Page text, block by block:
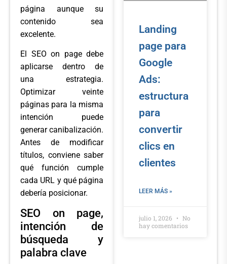
página aunque su
contenido sea
excelente.
El SEO on page debe
aplicarse dentro de
una estrategia.
Optimizar veinte
páginas para la misma
intención puede
generar canibalización.
Antes de modificar
títulos, conviene saber
qué función cumple
cada URL y qué página
debería posicionar.
SEO on page,
intención de
búsqueda y
palabra clave
Landing
page para
Google
Ads:
estructura
para
convertir
clics en
clientes
LEER MÁS »
julio 1, 2026
No
hay comentarios